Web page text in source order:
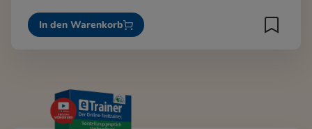
In den Warenkorb